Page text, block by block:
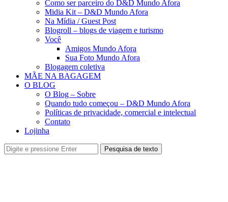
Como ser parceiro do D&D Mundo Afora
Midia Kit – D&D Mundo Afora
Na Mídia / Guest Post
Blogroll – blogs de viagem e turismo
Você
Amigos Mundo Afora
Sua Foto Mundo Afora
Blogagem coletiva
MÃE NA BAGAGEM
O BLOG
O Blog – Sobre
Quando tudo começou – D&D Mundo Afora
Políticas de privacidade, comercial e intelectual
Contato
Lojinha
Pesquisa de texto